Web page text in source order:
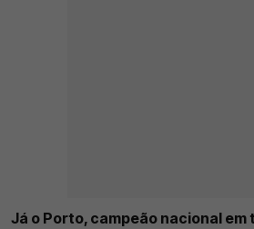
Já o Porto, campeão nacional